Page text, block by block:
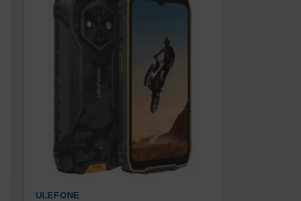
ULEFONE